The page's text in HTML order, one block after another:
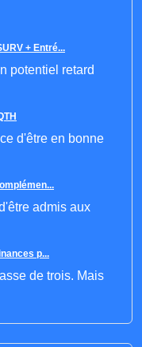
+ Entré...
potentiel retard
d'être en bonne
admis aux
p...
de trois. Mais